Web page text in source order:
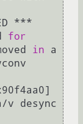
***
for
in a
desync